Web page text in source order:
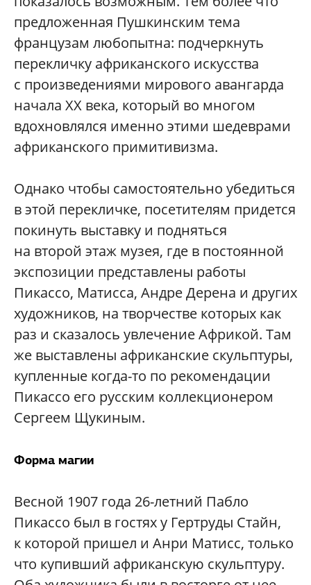
предложенная Пушкинским тема
французам любопытна: подчеркнуть
перекличку африканского искусства
с произведениями мирового авангарда
начала ХХ века, который во многом
вдохновлялся именно этими шедеврами
африканского примитивизма.
Однако чтобы самостоятельно убедиться
в этой перекличке, посетителям придется
покинуть выставку и подняться
на второй этаж музея, где в постоянной
экспозиции представлены работы
Пикассо, Матисса, Андре Дерена и других
художников, на творчестве которых как
раз и сказалось увлечение Африкой. Там
же выставлены африканские скульптуры,
купленные когда-то по рекомендации
Пикассо его русским коллекционером
Сергеем Щукиным.
Форма магии
Весной 1907 года 26-летний Пабло
Пикассо был в гостях у Гертруды Стайн,
к которой пришел и Анри Матисс, только
что купивший африканскую скульптуру.